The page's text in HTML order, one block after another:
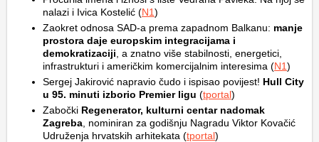
nalazi i Ivica Kostelić (N1)
Zaokret odnosa SAD-a prema zapadnom Balkanu: manje
prostora daje europskim integracijama i
demokratizaciji , a znatno više stabilnosti, energetici,
infrastrukturi i američkim komercijalnim interesima (N1)
Sergej Jakirović napravio čudo i ispisao povijest! Hull City
u 95. minuti izborio Premier ligu (tportal)
Zabočki Regenerator, kulturni centar nadomak
Zagreba , nominiran za godišnju Nagradu Viktor Kovačić
Udruženja hrvatskih arhitekata (tportal)